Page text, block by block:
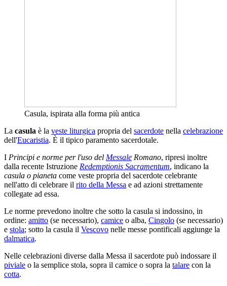
Casula, ispirata alla forma più antica
La casula è la veste liturgica propria del sacerdote nella celebrazione
dell'Eucaristia. È il tipico paramento sacerdotale.
I Principi e norme per l'uso del Messale Romano, ripresi inoltre
dalla recente Istruzione Redemptionis Sacramentum, indicano la
casula o pianeta come veste propria del sacerdote celebrante
nell'atto di celebrare il rito della Messa e ad azioni strettamente
collegate ad essa.
Le norme prevedono inoltre che sotto la casula si indossino, in
ordine: amitto (se necessario), camice o alba, Cingolo (se necessario)
e stola; sotto la casula il Vescovo nelle messe pontificali aggiunge la
dalmatica.
Nelle celebrazioni diverse dalla Messa il sacerdote può indossare il
piviale o la semplice stola, sopra il camice o sopra la talare con la
cotta.